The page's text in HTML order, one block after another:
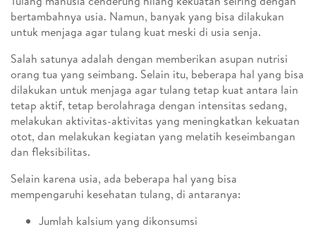
bertambahnya usia. Namun, banyak yang bisa dilakukan
untuk menjaga agar tulang kuat meski di usia senja.
Salah satunya adalah dengan memberikan asupan nutrisi
orang tua yang seimbang. Selain itu, beberapa hal yang bisa
dilakukan untuk menjaga agar tulang tetap kuat antara lain
tetap aktif, tetap berolahraga dengan intensitas sedang,
melakukan aktivitas-aktivitas yang meningkatkan kekuatan
otot, dan melakukan kegiatan yang melatih keseimbangan
dan fleksibilitas.
Selain karena usia, ada beberapa hal yang bisa
mempengaruhi kesehatan tulang, di antaranya:
Jumlah kalsium yang dikonsumsi